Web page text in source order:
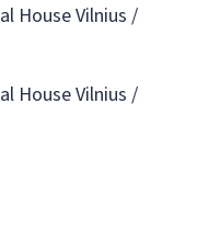
House Vilnius /
House Vilnius /